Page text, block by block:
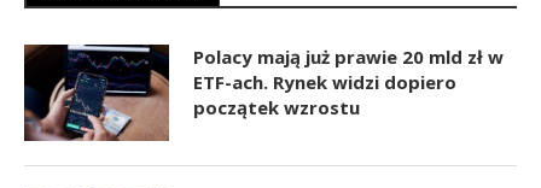
Polacy mają już prawie 20 mld zł w
ETF-ach. Rynek widzi dopiero
początek wzrostu